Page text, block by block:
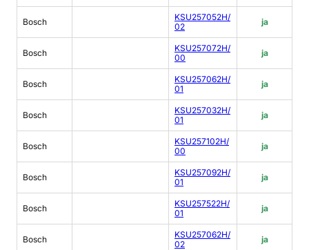
Bosch
KSU257052H/
02
ja
Bosch
KSU257072H/
00
ja
Bosch
KSU257062H/
01
ja
Bosch
KSU257032H/
01
ja
Bosch
KSU257102H/
00
ja
Bosch
KSU257092H/
01
ja
Bosch
KSU257522H/
01
ja
Bosch
KSU257062H/
02
ja